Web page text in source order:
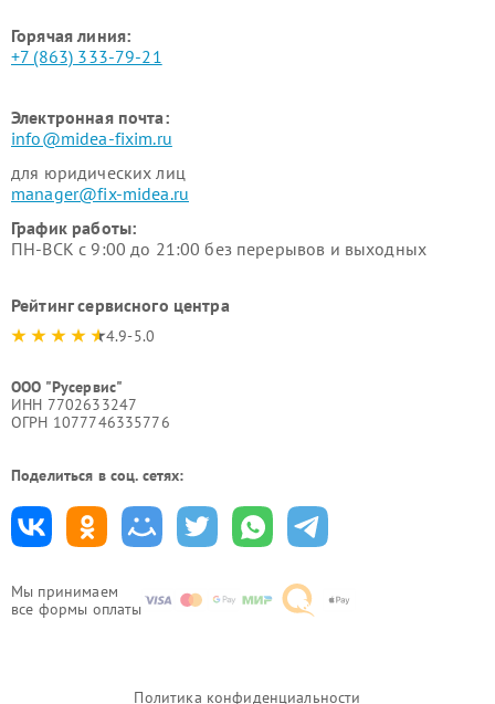
Мы принимаем
все формы оплаты
Горячая линия:
+7 (863) 333-79-21
Электронная почта:
info@midea-fixim.ru
для юридических лиц
manager@fix-midea.ru
График работы:
ПН-ВСК с 9:00 до 21:00 без перерывов и выходных
Рейтинг сервисного центра
4.9-5.0
ООО "Русервис"
ИНН 7702633247
ОГРН 1077746335776
Поделиться в соц. сетях:
Политика конфиденциальности